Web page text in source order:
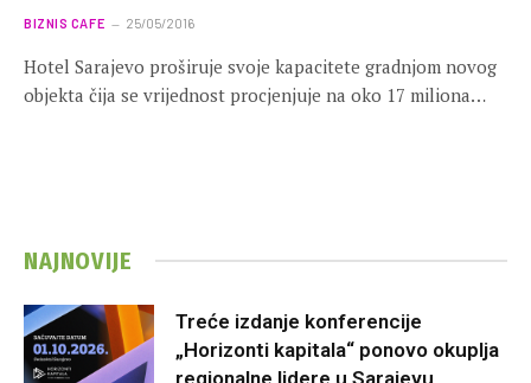
BIZNIS CAFE 25/05/2016
Hotel Sarajevo proširuje svoje kapacitete gradnjom novog
objekta čija se vrijednost procjenjuje na oko 17 miliona…
NAJNOVIJE
Treće izdanje konferencije
„Horizonti kapitala“ ponovo okuplja
regionalne lidere u Sarajevu